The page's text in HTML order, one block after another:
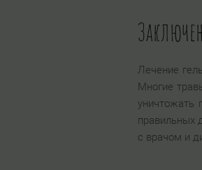
Лечение
Многие
уничтожать
правильных
с врачом и